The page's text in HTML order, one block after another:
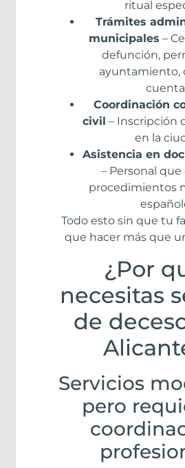
ritual
Trámites
municipales –
defunción,
ayuntamiento,
Coordinación
civil – Inscripción
en la
Asistencia en
– Personal
procedimientos
Todo esto sin que tu
que hacer más que
¿Por
necesitas
de
Servicios
pero